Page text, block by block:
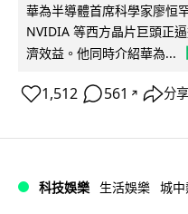
華為半導體首席科學家廖恒
NVIDIA 等西方晶片巨頭正
濟效益。他同時介紹華為...
1,512 561 ↗ 分享
科技娛樂 生活娛樂 城